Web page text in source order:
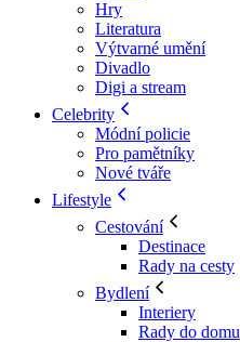
Hry
Literatura
Výtvarné umění
Divadlo
Digi a stream
Celebrity
Módní policie
Pro pamětníky
Nové tváře
Lifestyle
Cestování
Destinace
Rady na cesty
Bydlení
Interiery
Rady do domu